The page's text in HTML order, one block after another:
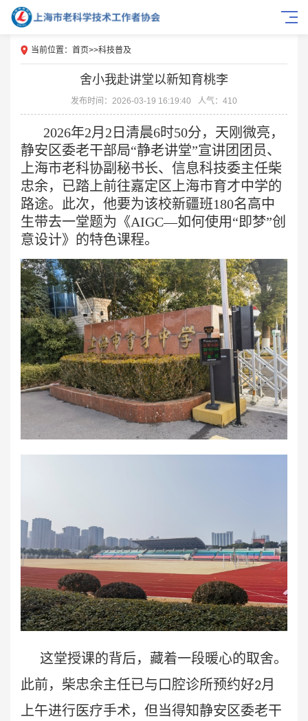
当前位置： 首页>>科技普及
舍小我赴讲堂以新知育桃李
发布时间：2026-03-19 16:19:40 人气：410
2026年2月 2 日清晨6时50分，天刚微亮，
静安区委老干部局“静老讲堂”宣讲团团员、
上海市老科协副秘书长、信息科技委主任柴
忠余，已踏上前往嘉定区上海市育才中学的
路途。此次，他要为该校新疆班180名高中
生带去一堂题为《AIGC—如何使用“即梦”创
意设计》的特色课程。
这堂授课的背后，藏着一段暖心的取舍。
此前，柴忠余主任已与口腔诊所预约好2月
上午进行医疗手术，但当得知静安区委老干